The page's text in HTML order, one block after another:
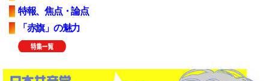
特報、焦点・論点
「赤旗」の魅力